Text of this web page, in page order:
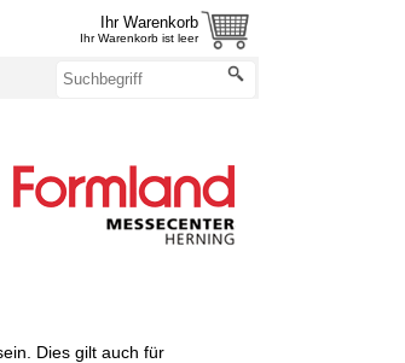
Ihr Warenkorb
Ihr Warenkorb ist leer
Dies gilt auch für